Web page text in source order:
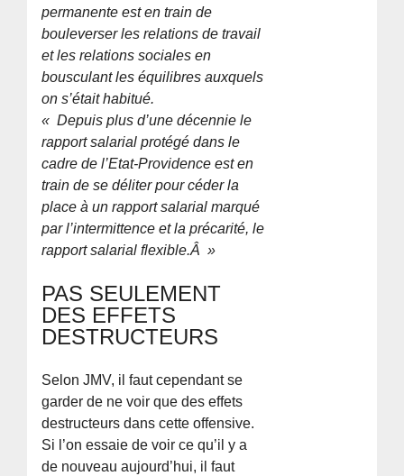
permanente est en train de
bouleverser les relations de travail
et les relations sociales en
bousculant les équilibres auxquels
on s’était habitué.
« Depuis plus d’une décennie le
rapport salarial protégé dans le
cadre de l’Etat-Providence est en
train de se déliter pour céder la
place à un rapport salarial marqué
par l’intermittence et la précarité, le
rapport salarial flexible.Â »
PAS SEULEMENT
DES EFFETS
DESTRUCTEURS
Selon JMV, il faut cependant se
garder de ne voir que des effets
destructeurs dans cette offensive.
Si l’on essaie de voir ce qu’il y a
de nouveau aujourd’hui, il faut